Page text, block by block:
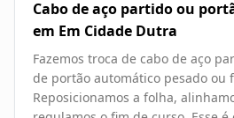
Cabo de aço partido ou
em Em Cidade Dutra
Fazemos troca de cabo de aço
de portão automático pesado ou
Reposicionamos a folha,